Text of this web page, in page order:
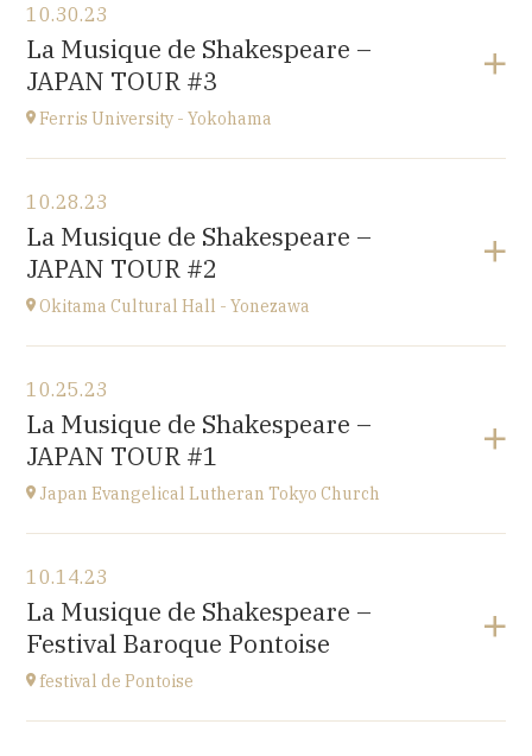
Conservatoire d'Amiens
3 rue Desprez 80000 AMIENS
at15H
10.30.23
La Musique de Shakespeare –
JAPAN TOUR #3
Ferris University - Yokohama
Ferris University - Yokohama
JAPAN
at15H
10.28.23
La Musique de Shakespeare –
JAPAN TOUR #2
Okitama Cultural Hall - Yonezawa
Okitama Cultural Hall - Yonezawa
JAPAN
at15H
10.25.23
La Musique de Shakespeare –
JAPAN TOUR #1
Japan Evangelical Lutheran Tokyo Church
Japan Evangelical Lutheran Tokyo Church
1-14-14 OKUBO SHINJUKU TOKYO, JAPAN
at14H
10.14.23
La Musique de Shakespeare –
Festival Baroque Pontoise
festival de Pontoise